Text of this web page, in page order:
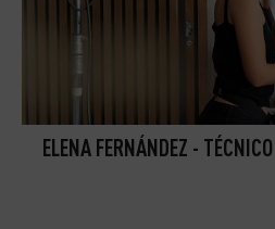
ELENA FERNÁNDEZ -